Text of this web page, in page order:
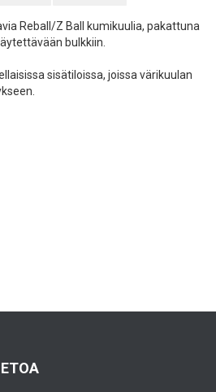
Reball/Z Ball kumikuulia, pakattuna
bulkkiin.
sisätiloissa, joissa värikuulan